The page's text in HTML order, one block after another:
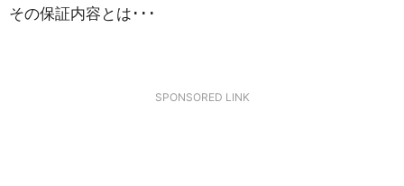
その保証内容とは･･･
SPONSORED LINK